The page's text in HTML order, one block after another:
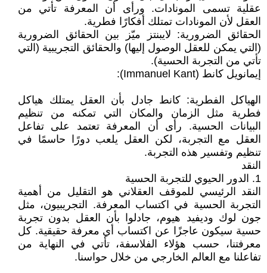
عقلية تسمى المونادات. ورأى أن المعرفة تأتي من
العقل لأن المونادات تمتلك أفكارًا فطرية.
الحقائق الضرورية: لايبنتز ميّز بين الحقائق الضرورية
(التي يمكن للعقل الوصول إليها) والحقائق التجريبية (التي
تأتي من التجربة الحسية).
إيمانويل كانط (Immanuel Kant):
الهياكل الفطرية: كانط جادل بأن العقل يمتلك هياكل
فطرية مثل الزمان والمكان التي تمكنه من تنظيم
البيانات الحسية. رأى أن المعرفة تعتمد على تفاعل
العقل مع التجربة، لكن العقل يلعب دورًا حاسمًا في
تنظيم وتفسير هذه التجربة.
النقد
1. الدور الحيوي للتجربة الحسية
النقد الرئيسي للموقف العقلاني هو التقليل من أهمية
التجربة الحسية في اكتساب المعرفة. التجريبيون، مثل
جون لوك وديفيد هيوم، جادلوا بأن العقل بدون تجربة
حسية سيكون عاجزًا عن اكتساب أي معرفة حقيقية. كل
معرفتنا، حسب هؤلاء الفلاسفة، تأتي في النهاية من
تفاعلنا مع العالم الخارجي من خلال حواسنا.